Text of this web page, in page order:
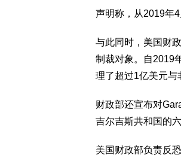
声明称，从2019年
与此同时，美国财
制裁对象。自2019
理了超过1亿美元与
财政部还宣布对
吉尔吉斯共和国的
美国财政部负责反